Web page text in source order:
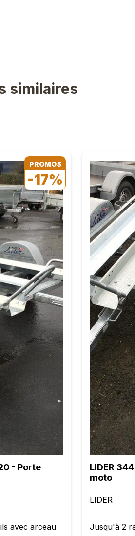
similaires
PROMOS
-17%
- Porte
avec arceau
LIDER
moto
LIDER
Jusqu'à 2